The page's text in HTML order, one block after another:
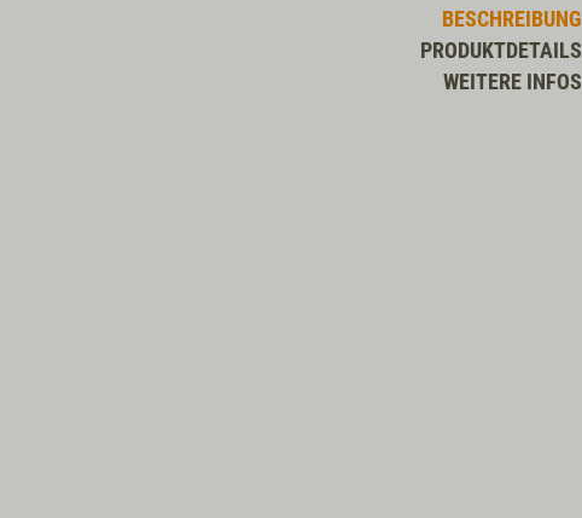
BESCHREIBUNG
PRODUKTDETAILS
WEITERE INFOS